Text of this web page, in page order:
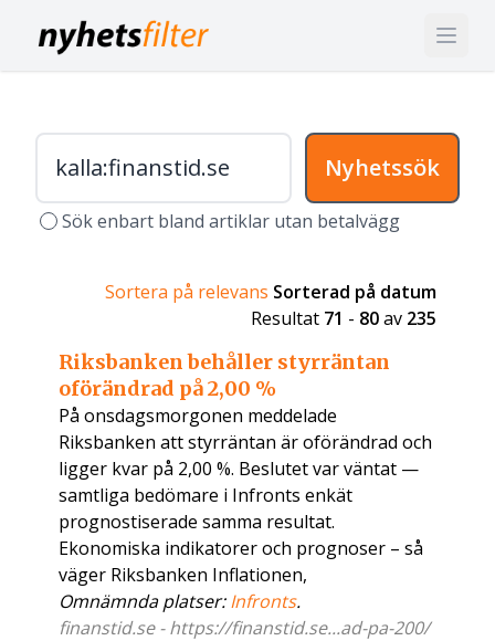
Nyhetssök
Sök enbart bland artiklar utan betalvägg
Sortera på relevans Sorterad på datum
Resultat 71 - 80av 235
Riksbanken behåller styrräntan
oförändrad på 2,00 %
På onsdagsmorgonen meddelade
Riksbanken att styrräntan är oförändrad och
ligger kvar på 2,00 %. Beslutet var väntat —
samtliga bedömare i Infronts enkät
prognostiserade samma resultat.
Ekonomiska indikatorer och prognoser – så
väger Riksbanken Inflationen,
Omnämnda platser:Infronts.
finanstid.se - https://finanstid.se...ad-pa-200/